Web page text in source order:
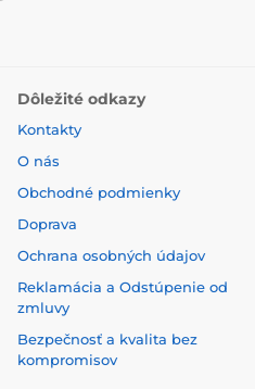
Dôležité odkazy
Kontakty
O nás
Obchodné podmienky
Doprava
Ochrana osobných údajov
Reklamácia a Odstúpenie od
zmluvy
Bezpečnosť a kvalita bez
kompromisov